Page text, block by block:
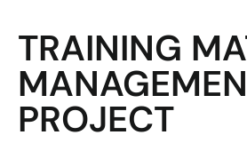
TRAINING
PROJECT